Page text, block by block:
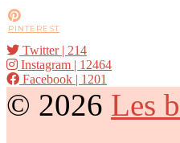
PINTEREST
Twitter| 214
Instagram | 12464
Facebook | 1201
© 2026 Les